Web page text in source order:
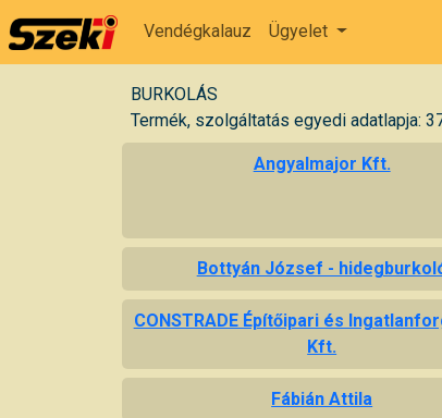
Vendégkalauz Ügyelet
BURKOLÁS
Termék, szolgáltatás egyedi adatlapja:
Angyalmajor Kft.
Bottyán József -
CONSTRADE Építőipari és
Kft.
Fábián Attila